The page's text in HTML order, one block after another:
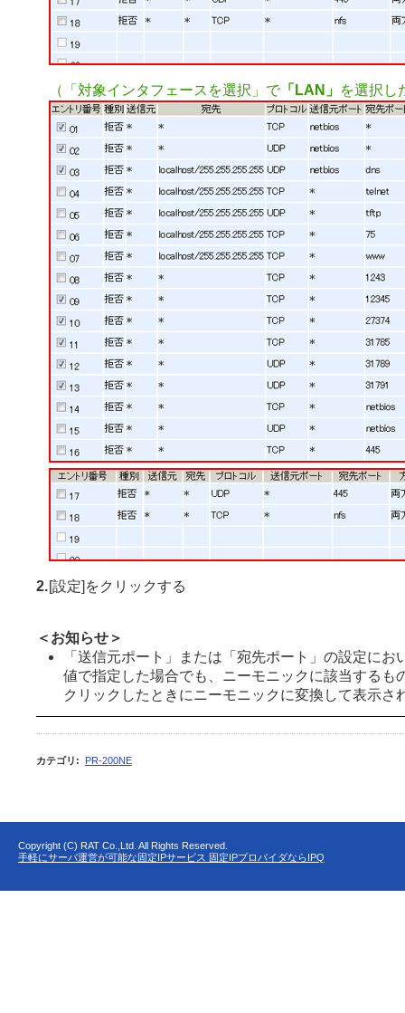
（「対象インタフェースを選択」で「LAN」 を選択し
2. [設定]をクリックする
＜お知らせ＞
「送信元ポート」または「宛先ポート」の設定にお
値で指定した場合でも、ニーモニックに該当するも
クリックしたときにニーモニックに変換して表示さ
カテゴリ : PR-200NE
Copyright (C) RAT Co.,Ltd. All Rights Reserved.
手軽にサーバ運営が可能な固定IPサービス 固定IPプロバイダならIPQ